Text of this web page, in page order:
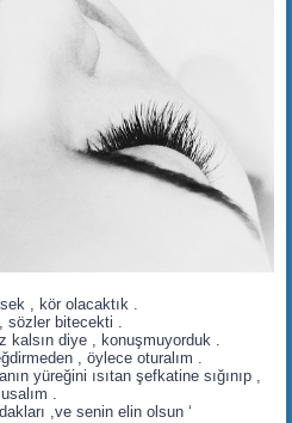
, kör olacaktık .
sözler bitecekti .
kalsın diye , konuşmuyorduk .
, öylece oturalım .
yüreğini ısıtan şefkatine sığınıp ,
.
,ve senin elin olsun ‘